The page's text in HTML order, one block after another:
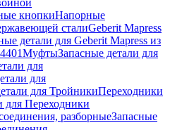
кнопкиНапорные
сталиGeberit Mapress
детали для Geberit Mapress из
МуфтыЗапасные детали для
для
для
для ТройникиПереходники
для Переходники
разборныеЗапасные